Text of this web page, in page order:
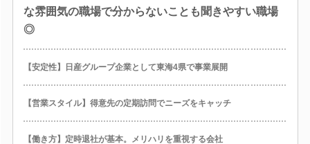
な雰囲気の職場で分からないことも聞きやすい職場
◎
【安定性】日産グループ企業として東海4県で事業展開
【営業スタイル】得意先の定期訪問でニーズをキャッチ
【働き方】定時退社が基本。メリハリを重視する会社